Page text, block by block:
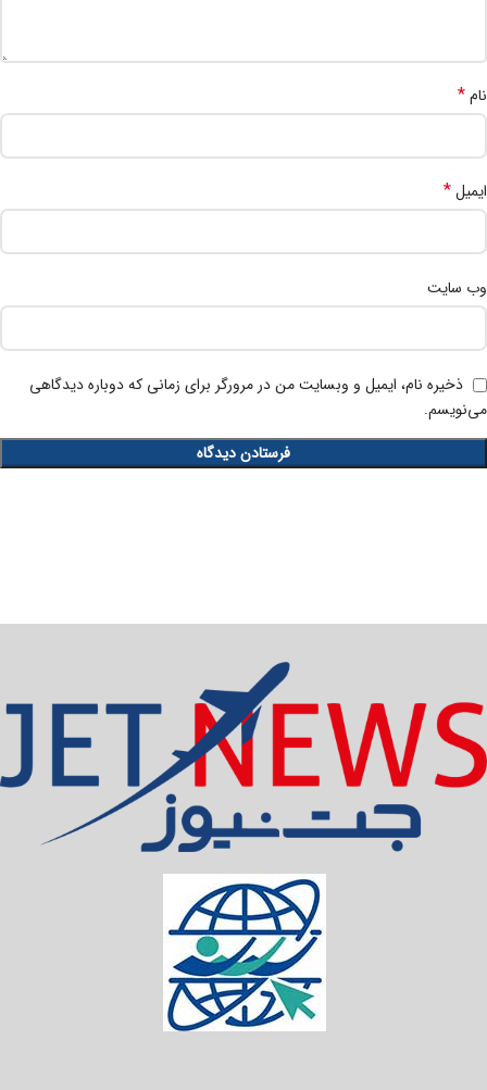
نام*
ایمیل*
وب‌ سایت
ذخیره نام، ایمیل و وبسایت من در مرورگر برای زمانی که دوباره دیدگاهی
می‌نویسم.